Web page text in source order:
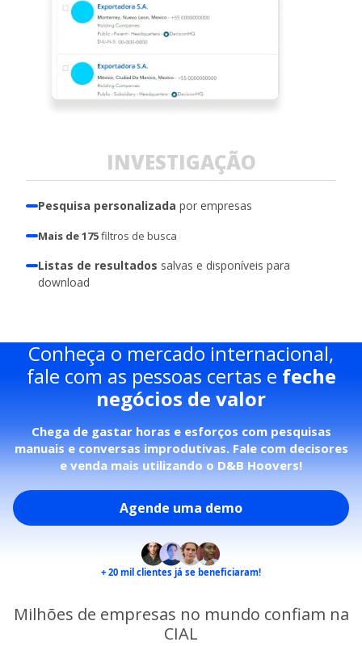
INVESTIGAÇÃO
Pesquisa personalizada por empresas
Mais de 175filtros de busca
Listas de resultados salvas e disponíveis para
download
Conheça o mercado internacional,
fale com as pessoas certas e feche
negócios de valor
Chega de gastar horas e esforços com pesquisas
manuais e conversas improdutivas. Fale com decisores
e venda mais utilizando o D&B Hoovers!
Agende uma demo
+ 20 mil clientes já se beneficiaram!
Milhões de empresas no mundo confiam na
CIAL